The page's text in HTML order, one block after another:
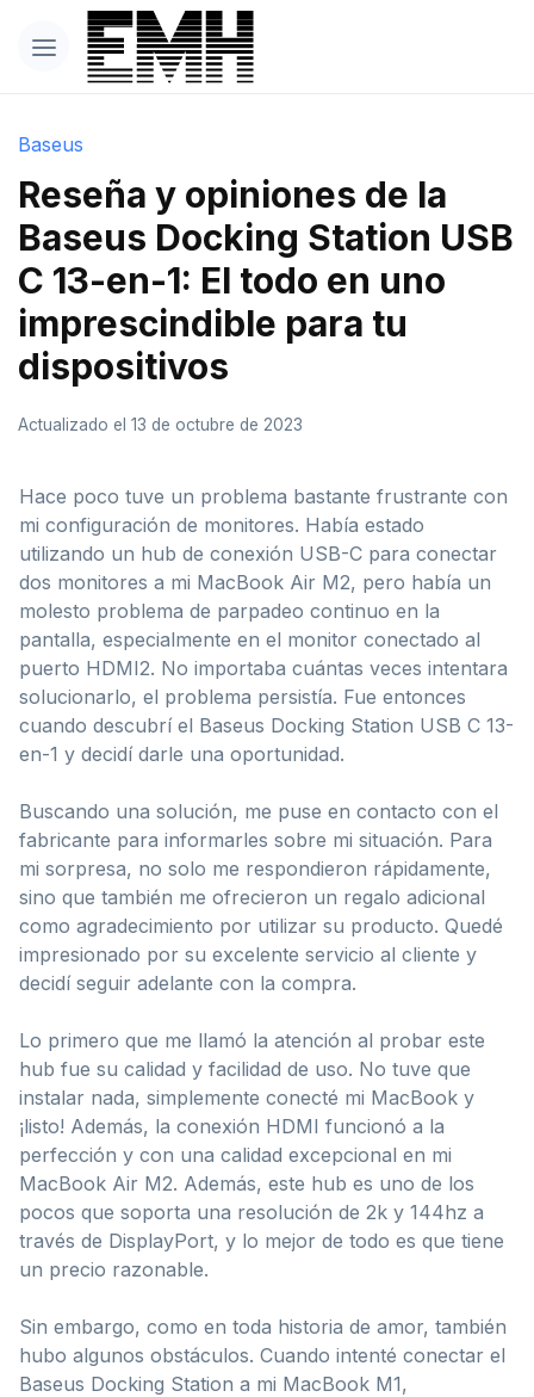
Baseus
Reseña y opiniones de la
Baseus Docking Station USB
C 13-en-1: El todo en uno
imprescindible para tu
dispositivos
Actualizado el 13 de octubre de 2023
Hace poco tuve un problema bastante frustrante con
mi configuración de monitores. Había estado
utilizando un hub de conexión USB-C para conectar
dos monitores a mi MacBook Air M2, pero había un
molesto problema de parpadeo continuo en la
pantalla, especialmente en el monitor conectado al
puerto HDMI2. No importaba cuántas veces intentara
solucionarlo, el problema persistía. Fue entonces
cuando descubrí el Baseus Docking Station USB C 13-
en-1 y decidí darle una oportunidad.
Buscando una solución, me puse en contacto con el
fabricante para informarles sobre mi situación. Para
mi sorpresa, no solo me respondieron rápidamente,
sino que también me ofrecieron un regalo adicional
como agradecimiento por utilizar su producto. Quedé
impresionado por su excelente servicio al cliente y
decidí seguir adelante con la compra.
Lo primero que me llamó la atención al probar este
hub fue su calidad y facilidad de uso. No tuve que
instalar nada, simplemente conecté mi MacBook y
¡listo! Además, la conexión HDMI funcionó a la
perfección y con una calidad excepcional en mi
MacBook Air M2. Además, este hub es uno de los
pocos que soporta una resolución de 2k y 144hz a
través de DisplayPort, y lo mejor de todo es que tiene
un precio razonable.
Sin embargo, como en toda historia de amor, también
hubo algunos obstáculos. Cuando intenté conectar el
Baseus Docking Station a mi MacBook M1,